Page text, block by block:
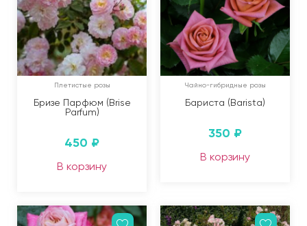
Плетистые розы
Бризе Парфюм (Brise
Parfum)
450 ₽
В корзину
Чайно-гибридные розы
Бариста (Barista)
350 ₽
В корзину